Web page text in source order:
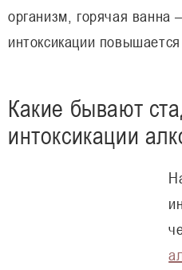
организм, горячая ванна
интоксикации повышается
Какие бывают
интоксикации